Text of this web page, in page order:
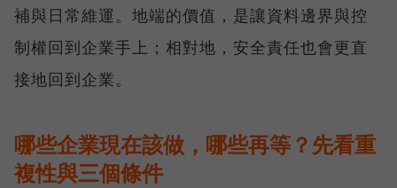
補與日常維運。地端的價值，是讓資料邊界與控
制權回到企業手上；相對地，安全責任也會更直
接地回到企業。
哪些企業現在該做，哪些再等？先看重
複性與三個條件